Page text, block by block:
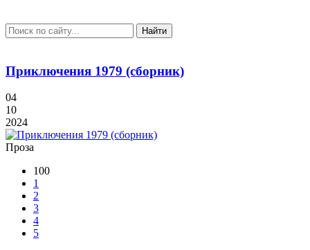
Найти
Приключения 1979 (сборник)
04
10
2024
Проза
100
1
2
3
4
5